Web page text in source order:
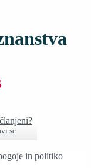
se
in politiko